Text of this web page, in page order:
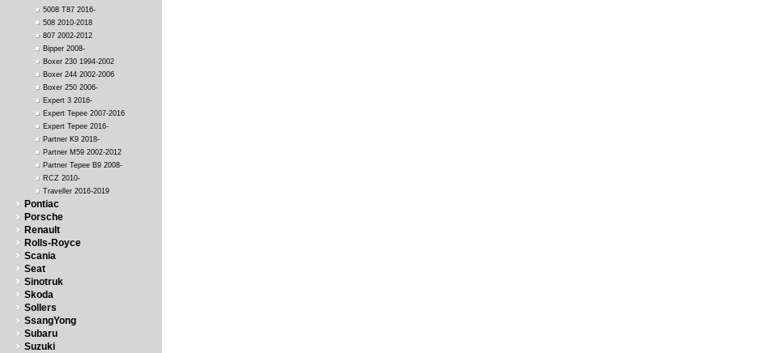
5008 T87 2016-
508 2010-2018
807 2002-2012
Bipper 2008-
Boxer 230 1994-2002
Boxer 244 2002-2006
Boxer 250 2006-
Expert 3 2016-
Expert Tepee 2007-2016
Expert Tepee 2016-
Partner K9 2018-
Partner M59 2002-2012
Partner Tepee B9 2008-
RCZ 2010-
Traveller 2016-2019
Pontiac
Porsche
Renault
Rolls-Royce
Scania
Seat
Sinotruk
Skoda
Sollers
SsangYong
Subaru
Suzuki